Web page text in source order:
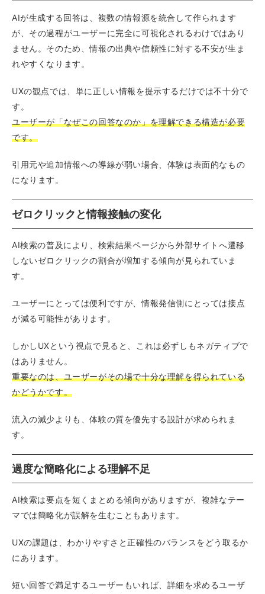
AIが生成する回答は、複数の情報源を統合して作られます
が、その過程がユーザーに完全に可視化されるわけではあり
ません。そのため、情報の出典や信頼性に対する不安が生ま
れやすくなります。
UXの観点では、単に正しい情報を提示するだけでは不十分で
す。
ユーザーが「なぜこの回答なのか」を理解できる構造が必要
です。
引用元や追加情報への導線が弱い場合、体験は表面的なもの
になります。
ゼロクリックと情報接触の変化
AI検索の普及により、検索結果ページから外部サイトへ遷移
しないゼロクリックの割合が増加する傾向が見られていま
す。
ユーザーにとっては便利ですが、情報発信側にとっては接点
が減る可能性があります。
しかしUXという視点で見ると、これは必ずしもネガティブで
はありません。
重要なのは、ユーザーがその場で十分な理解を得られている
かどうかです。
流入の減少よりも、体験の質を優先する設計が求められま
す。
過度な簡略化による理解不足
AI検索は要点を短くまとめる傾向がありますが、複雑なテー
マでは簡略化が誤解を生むこともあります。
UXの課題は、わかりやすさと正確性のバランスをどう取るか
にあります。
短い回答で満足するユーザーもいれば、詳細を求めるユーザ